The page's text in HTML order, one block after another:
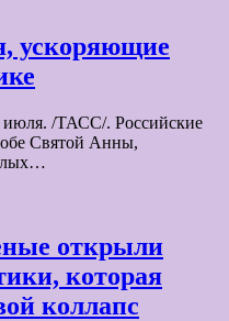
ускоряющие
/ТАСС/. Российские
Святой Анны,
открыли
которая
коллапс